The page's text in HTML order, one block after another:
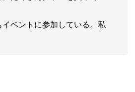
ベントに参加している。私